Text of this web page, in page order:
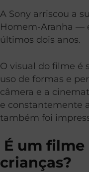
A Sony arriscou a
Homem-Aranha —
últimos dois anos.
O visual do filme é
uso de formas e
câmera e a
e constantemente
também foi
É um filme
crianças?